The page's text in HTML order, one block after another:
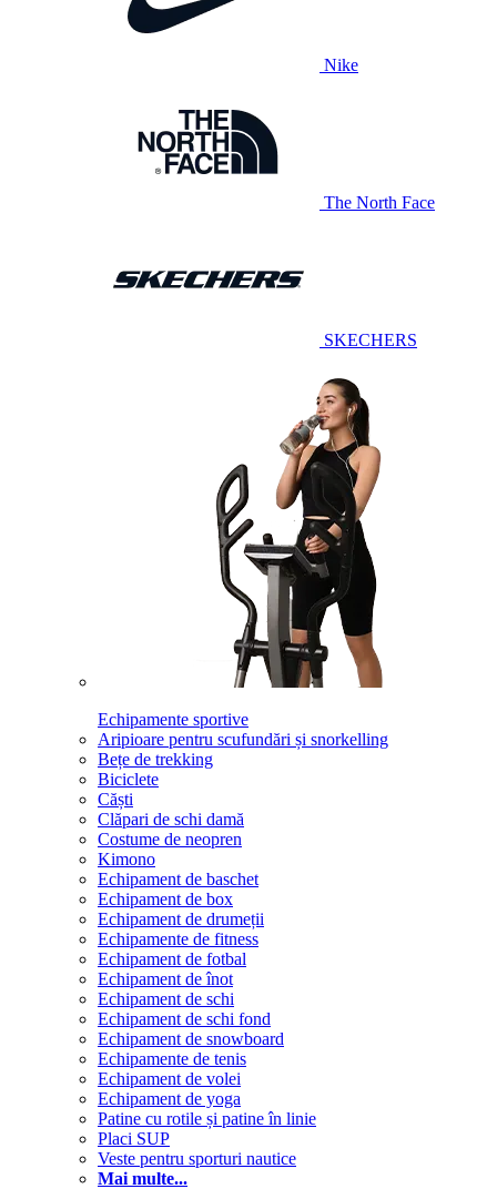
Nike
The North Face
SKECHERS
Echipamente sportive
Aripioare pentru scufundări și snorkelling
Bețe de trekking
Biciclete
Căști
Clăpari de schi damă
Costume de neopren
Kimono
Echipament de baschet
Echipament de box
Echipament de drumeții
Echipamente de fitness
Echipament de fotbal
Echipament de înot
Echipament de schi
Echipament de schi fond
Echipament de snowboard
Echipamente de tenis
Echipament de volei
Echipament de yoga
Patine cu rotile și patine în linie
Placi SUP
Veste pentru sporturi nautice
Mai multe...